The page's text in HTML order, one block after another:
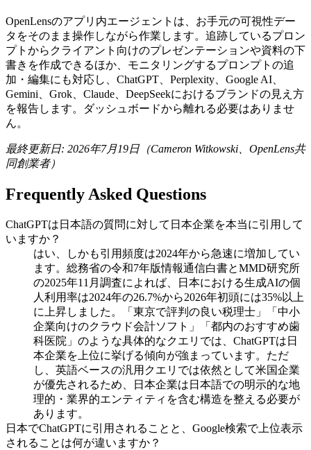
OpenLensのアプリ内エージェントは、お手元の可視性デー
タをそのまま操作しながら作業します。追跡しているプロン
プトからクライアント向けのプレゼンテーションや資料の下
書きを作成できるほか、モニタリングするプロンプトの追
加・編集にも対応し、ChatGPT、Perplexity、Google AI、
Gemini、Grok、Claude、DeepSeekにおけるブランドの見え方
を報告します。ダッシュボードから離れる必要はありませ
ん。
最終更新日: 2026年7月19日（Cameron Witkowski、OpenLens共
同創業者）
Frequently Asked Questions
ChatGPTは日本語の質問に対して日本企業を本当に引用して
いますか？
はい、しかも引用頻度は2024年から急速に増加してい
ます。総務省の令和7年版情報通信白書とMMD研究所
の2025年11月調査によれば、日本における生成AIの個
人利用率は2024年の26.7%から2026年初頭には35%以上
に上昇しました。「東京で評判の良い税理士」「中小
企業向けのクラウド会計ソフト」「都内のおすすめ歯
科医院」のような具体的なクエリでは、ChatGPTは日
本企業を上位に挙げる傾向が強まっています。ただ
し、英語ベースの汎用クエリでは依然として米国企業
が優先されるため、日本企業は日本語での明示的な地
理的・業界的エンティティを含む構造を整える必要が
あります。
日本でChatGPTに引用されることと、Google検索で上位表示
されることは何が違いますか？